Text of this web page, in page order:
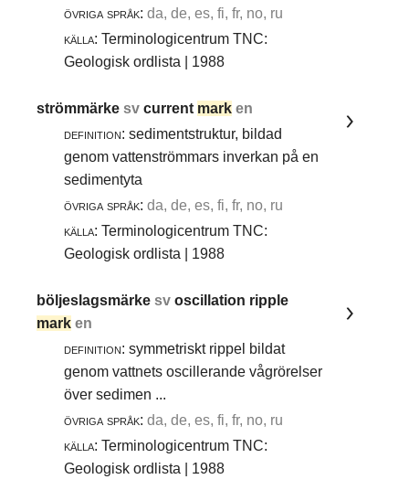
övriga språk: da, de, es, fi, fr, no, ru
källa: Terminologicentrum TNC:
Geologisk ordlista | 1988
strömmärkesvcurrent mark en
definition: sedimentstruktur, bildad
genom vattenströmmars inverkan på en
sedimentyta
övriga språk: da, de, es, fi, fr, no, ru
källa: Terminologicentrum TNC:
Geologisk ordlista | 1988
böljeslagsmärkesvoscillation ripple
mark en
definition: symmetriskt rippel bildat
genom vattnets oscillerande vågrörelser
över sedimen ...
övriga språk: da, de, es, fi, fr, no, ru
källa: Terminologicentrum TNC:
Geologisk ordlista | 1988